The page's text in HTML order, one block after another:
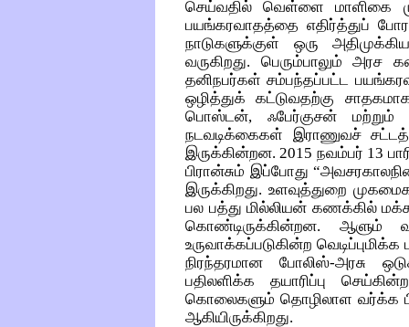
செய்வதில் வெள்ளை மாளிகை
பயங்கரவாதத்தை எதிர்த்துப்
நாடுகளுக்குள் ஒரு
வருகிறது. பெரும்பாலும் அரச
தனிநபர்கள் சம்பந்தப்பட்ட
ஒழித்துக் கட்டுவதற்கு
பொஸ்டன், ஃபேர்குசன் மற்றும்
நடவடிக்கைகள் இராணுவச்
இருக்கின்றன. 2015 நவம்பர் 13
பிரான்சும் இப்போது
இருக்கிறது. உளவுத்துறை
பல பத்து மில்லியன் கணக்கில்
கொண்டிருக்கின்றன. ஆளும்
உருவாக்கப்படுகின்ற
நிரந்தரமான போலிஸ்-அரசு
பதிலளிக்க தயாரிப்பு
கொலைகளும் தொழிலாள வர்க்க
ஆகியிருக்கிறது.